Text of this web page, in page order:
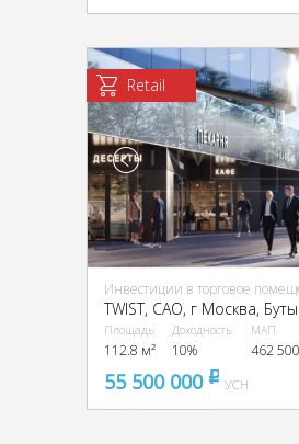
Retail
Инвестиции в торговое
Площадь
112.8 м²
Доходность
10%
МАП
462
55 500 000 pуб
УСН